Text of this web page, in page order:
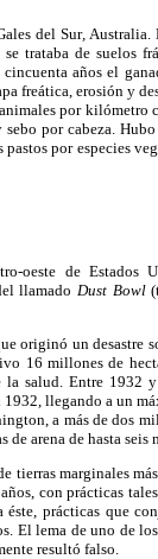
del Sur, Australia.
trataba de suelos
cincuenta años el
freática, erosión y
por kilómetro
por cabeza.
por especies
oeste de Estados
llamado Dust Bowl
originó un desastre
16 millones de
salud. Entre 1932
llegando a un
a más de dos
arena de hasta seis
marginales
con prácticas
prácticas que
El lema de uno de
resultó falso.